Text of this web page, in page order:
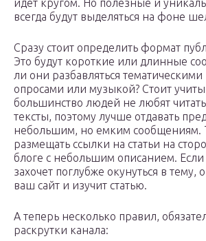
идет кругом. Но полезные и
всегда будут выделяться на фоне
Сразу стоит определить формат
Это будут короткие или длинные
ли они разбавляться
опросами или музыкой? Стоит
большинство людей не любят
тексты, поэтому лучше отдавать
небольшим, но емким сообщениям.
размещать ссылки на статьи на
блоге с небольшим описанием. Если
захочет поглубже окунуться в тему,
ваш сайт и изучит статью.
А теперь несколько правил,
раскрутки канала: